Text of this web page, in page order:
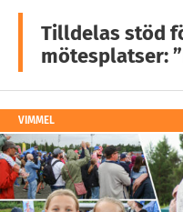
Tilldelas stöd
mötesplatser:
VIMMEL